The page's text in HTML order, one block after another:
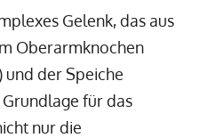
Gelenk, das aus
Oberarmknochen
und der Speiche
für das
nur die